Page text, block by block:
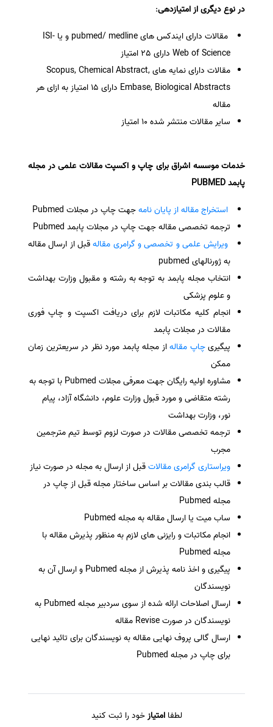
در نوع دیگری از امتیازدهی:
مقالات دارای ایندکس های pubmed/ medline و یا ISI-
Web of Science دارای 25 امتیاز
مقالات دارای نمایه های Scopus, Chemical Abstract,
Embase, Biological Abstracts دارای 15 امتیاز به ازای هر
مقاله
سایر مقالات منتشر شده 10 امتیاز
خدمات موسسه اشراق برای چاپ و اکسپت مقالات علمی در مجله
پابمد PUBMED
استخراج مقاله از پایان نامهجهت چاپ درمجلات Pubmed
ترجمه تخصصی مقاله جهت چاپ در مجلات پابمد Pubmed
ویرایش علمی و تخصصی و گرامری مقالهقبل از ارسال مقاله
به ژورنالهای pubmed
انتخاب مجله پابمد به توجه به رشته و مقبول وزارت بهداشت
و علوم پزشکی
انجام کلیه مکاتبات لازم برای دریافت اکسپت و چاپ فوری
مقالات در مجلات پابمد
پیگیریچاپ مقالهاز مجله پابمد مورد نظر در سریعترین زمان
ممکن
مشاوره اولیه رایگان جهت معرفی مجلات Pubmed با توجه به
رشته متقاضی و مورد قبول وزارت علوم، دانشگاه آزاد، پیام
نور، وزارت بهداشت
ترجمه تخصصی مقالات در صورت لزوم توسط تیم مترجمین
مجرب
ویراستاری گرامری مقالاتقبل از ارسال به مجله در صورت نیاز
قالب بندی مقالات بر اساس ساختار مجله قبل از چاپ در
مجله Pubmed
ساب میت یا ارسال مقاله به مجله Pubmed
انجام مکاتبات و رایزنی های لازم به منظور پذیرش مقاله با
مجله Pubmed
پیگیری و اخذ نامه پذیرش از مجله Pubmed و ارسال آن به
نویسندگان
ارسال اصلاحات ارائه شده از سوی سردبیر مجله Pubmed به
نویسندگان در صورت Revise مقاله
ارسال گالی پروف نهایی مقاله به نویسندگان برای تائید نهایی
برای چاپ در مجله Pubmed
لطفاامتیازخود را ثبت کنید